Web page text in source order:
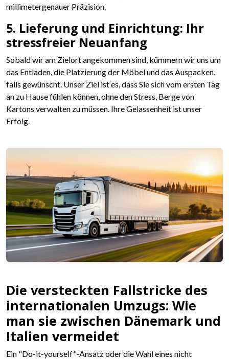
millimetergenauer Präzision.
5. Lieferung und Einrichtung: Ihr
stressfreier Neuanfang
Sobald wir am Zielort angekommen sind, kümmern wir uns um
das Entladen, die Platzierung der Möbel und das Auspacken,
falls gewünscht. Unser Ziel ist es, dass Sie sich vom ersten Tag
an zu Hause fühlen können, ohne den Stress, Berge von
Kartons verwalten zu müssen. Ihre Gelassenheit ist unser
Erfolg.
Die versteckten Fallstricke des
internationalen Umzugs: Wie
man sie zwischen Dänemark und
Italien vermeidet
Ein "Do-it-yourself"-Ansatz oder die Wahl eines nicht